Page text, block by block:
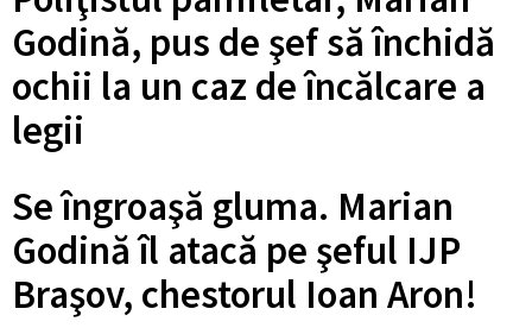
Godină, pus de şef să închidă
ochii la un caz de încălcare a
legii
Se îngroaşă gluma. Marian
Godină îl atacă pe şeful IJP
Braşov, chestorul Ioan Aron!